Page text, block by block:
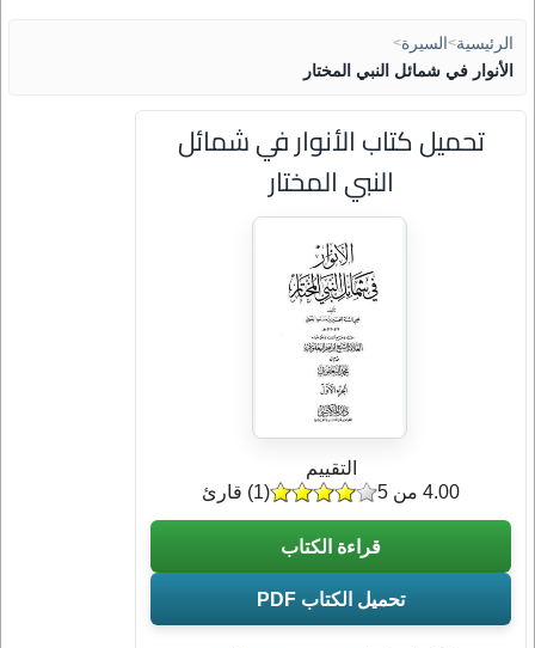
الرئيسية> السيرة>
الأنوار في شمائل النبي المختار
تحميل كتاب الأنوار في شمائل
النبي المختار
التقييم
(
1) قارئ 4.00 من 5
قراءة الكتاب
تحميل الكتاب PDF